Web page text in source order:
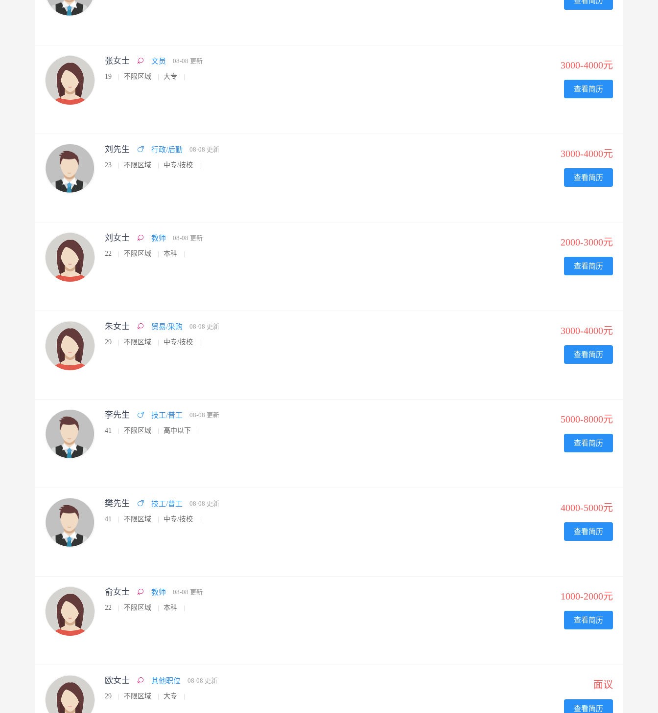
张女士 文员 08-08 更新
19 不限区域 大专
3000-4000元
查看简历
刘先生 行政/后勤 08-08 更新
23 不限区域 中专/技校
3000-4000元
查看简历
刘女士 教师 08-08 更新
22 不限区域 本科
2000-3000元
查看简历
朱女士 贸易/采购 08-08 更新
29 不限区域 中专/技校
3000-4000元
查看简历
李先生 技工/普工 08-08 更新
41 不限区域 高中以下
5000-8000元
查看简历
樊先生 技工/普工 08-08 更新
41 不限区域 中专/技校
4000-5000元
查看简历
俞女士 教师 08-08 更新
22 不限区域 本科
1000-2000元
查看简历
欧女士 其他职位 08-08 更新
29 不限区域 大专
面议
查看简历